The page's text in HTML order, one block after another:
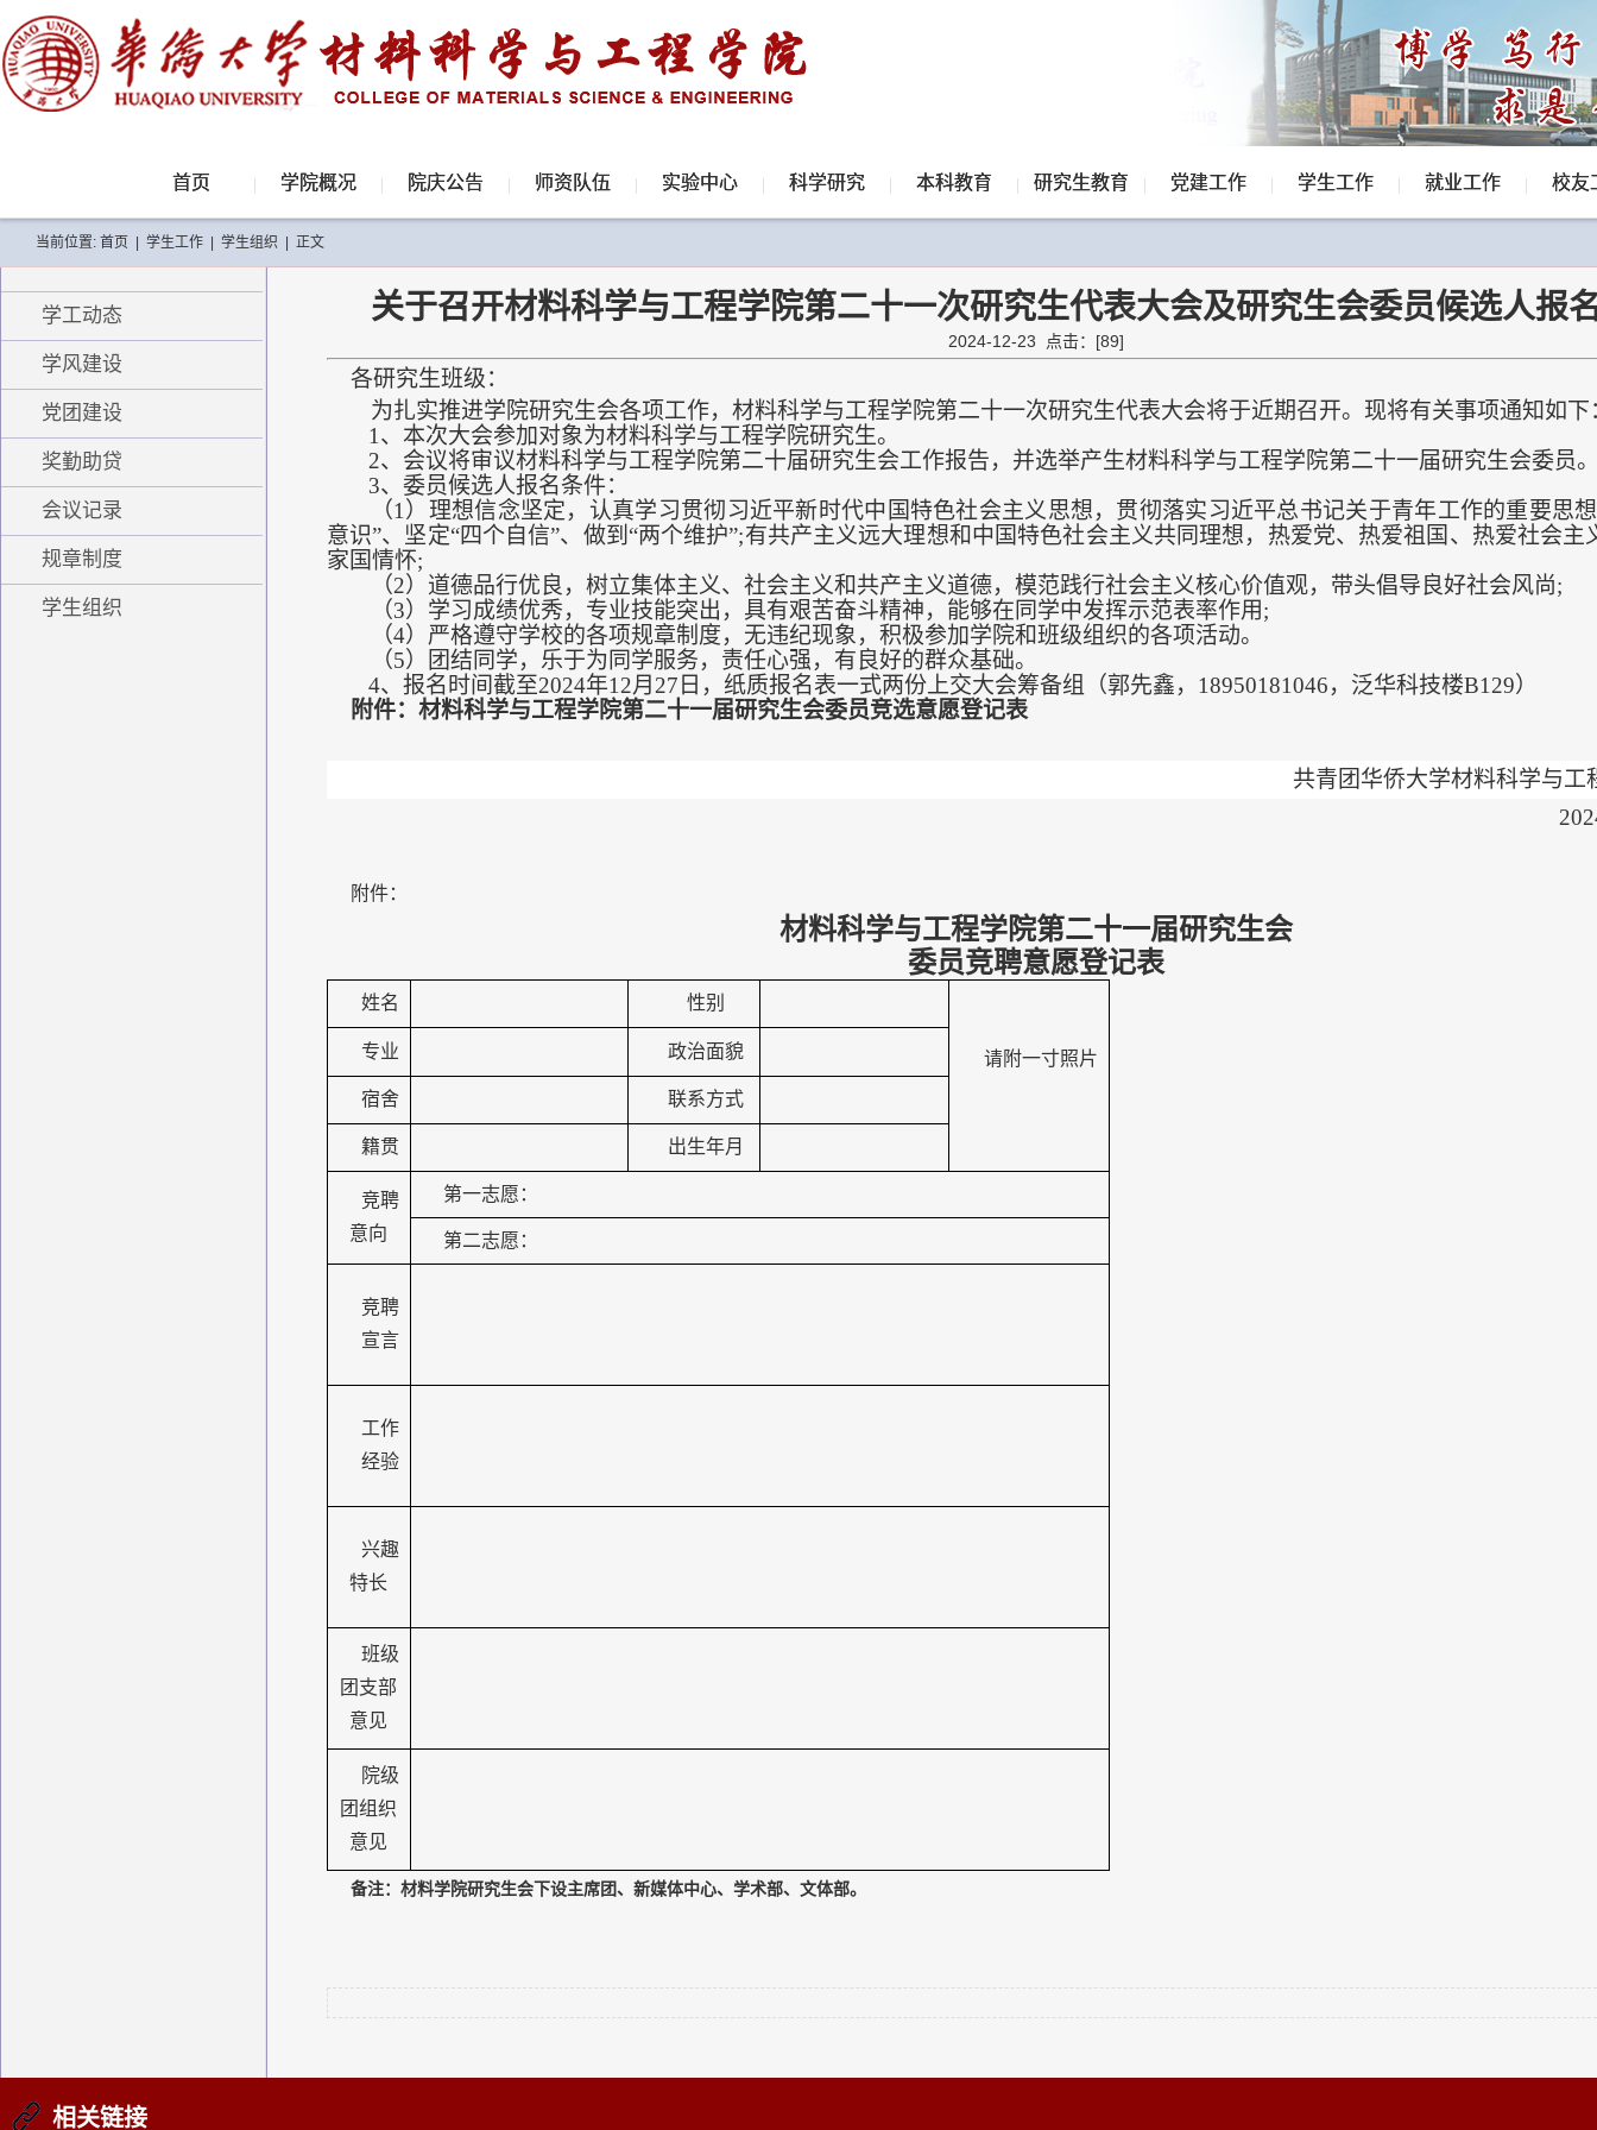
首页 学院概况 院庆公告 师资队伍 实验中心 科学研究 本科教育 研究生教育 党建工作 学生工作 就业工作 校友
当前位置: 首页 学生工作 学生组织 正文
学工动态
学风建设
党团建设
奖勤助贷
会议记录
规章制度
学生组织
关于召开材料科学与工程学院第二十一次研究生代表大会及研究生会委员候选人报
2024-12-23 点击：[89]
各研究生班级：
为扎实推进学院研究生会各项工作，材料科学与工程学院第二十一次研究生代表大会将于近期召开。现将有关事项通知如下
1、本次大会参加对象为材料科学与工程学院研究生。
2、会议将审议材料科学与工程学院第二十届研究生会工作报告，并选举产生材料科学与工程学院第二十一届研究生会委员
3、委员候选人报名条件：
（1）理想信念坚定，认真学习贯彻习近平新时代中国特色社会主义思想，贯彻落实习近平总书记关于青年工作的重要思
意识”、坚定“四个自信”、做到“两个维护”;有共产主义远大理想和中国特色社会主义共同理想，热爱党、热爱祖国、热爱社会主
家国情怀;
（2）道德品行优良，树立集体主义、社会主义和共产主义道德，模范践行社会主义核心价值观，带头倡导良好社会风尚;
（3）学习成绩优秀，专业技能突出，具有艰苦奋斗精神，能够在同学中发挥示范表率作用;
（4）严格遵守学校的各项规章制度，无违纪现象，积极参加学院和班级组织的各项活动。
（5）团结同学，乐于为同学服务，责任心强，有良好的群众基础。
4、报名时间截至2024年12月27日，纸质报名表一式两份上交大会筹备组（郭先鑫，18950181046，泛华科技楼B129）
附件： 材料科学与工程学院第二十一届研究生会委员竞选意愿登记表
共青团华侨大学材料科学与工
附件：
材料科学与工程学院第二十一届研究生会
委员竞聘意愿登记表
姓名 性别
请附一寸照片
专业 政治面貌
宿舍 联系方式
籍贯 出生年月
竞聘
意向
第一志愿：
第二志愿：
竞聘
宣言
工作
经验
兴趣
特长
班级
团支部
意见
院级
团组织
意见
备注：材料学院研究生会下设主席团、新媒体中心、学术部、文体部。
相关链接